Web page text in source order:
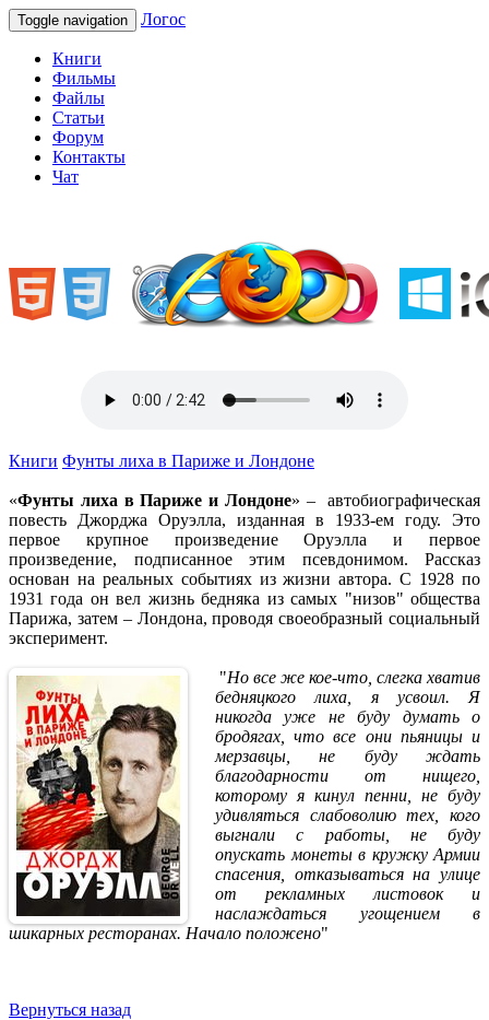
Toggle navigation Логос
Книги
Фильмы
Файлы
Статьи
Форум
Контакты
Чат
Книги Фунты лиха в Париже и Лондоне
«Фунты лиха в Париже и Лондоне» – автобиографическая
повесть Джорджа Оруэлла, изданная в 1933-ем году. Это
первое крупное произведение Оруэлла и первое
произведение, подписанное этим псевдонимом. Рассказ
основан на реальных событиях из жизни автора. С 1928 по
1931 года он вел жизнь бедняка из самых "низов" общества
Парижа, затем – Лондона, проводя своеобразный социальный
эксперимент.
"Но все же кое-что, слегка хватив
бедняцкого лиха, я усвоил. Я
никогда уже не буду думать о
бродягах, что все они пьяницы и
мерзавцы, не буду ждать
благодарности от нищего,
которому я кинул пенни, не буду
удивляться слабоволию тех, кого
выгнали с работы, не буду
опускать монеты в кружку Армии
спасения, отказываться на улице
от рекламных листовок и
наслаждаться угощением в
шикарных ресторанах. Начало положено"
Вернуться назад